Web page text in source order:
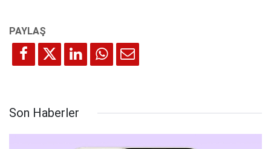
Son Haberler